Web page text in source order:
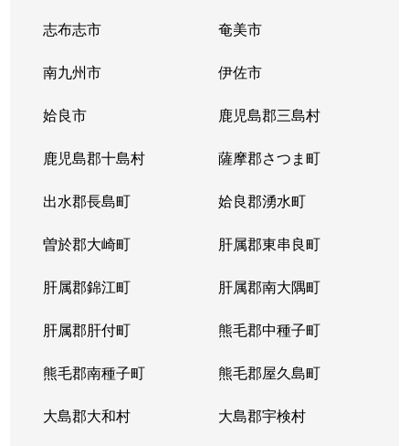
志布志市 奄美市
南九州市 伊佐市
姶良市 鹿児島郡三島村
鹿児島郡十島村 薩摩郡さつま町
出水郡長島町 姶良郡湧水町
曽於郡大崎町 肝属郡東串良町
肝属郡錦江町 肝属郡南大隅町
肝属郡肝付町 熊毛郡中種子町
熊毛郡南種子町 熊毛郡屋久島町
大島郡大和村 大島郡宇検村